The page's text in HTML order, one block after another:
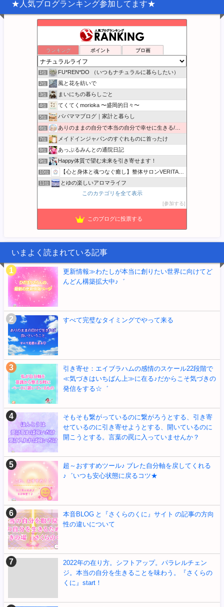
★人気ブログランキング参加してます★
ランキング ポイント ブロ画
1位 FU*REN*DO （いつもナチュラルに暮らしたい）
2位 風と花を紡いで
3位 まいにちの暮らしごと
4位 てくてくmorioka 〜盛岡的日々〜
5位 パパママブログ｜家計と暮らし
6位 ありのままの自分で本当の自分で幸せに生きる/本音BLOG
7位 メイドインジャパンのすぐれものに首ったけ
8位 あっぷるみんとの通院日記
9位 Happy体質で望む未来を引き寄せます！
10位 【心と身体と魂つなぐ癒し】整体サロンVERITASのブログ
11位 とゆの楽しいアロマライフ
心と体の土台から整え、本来の自分に還る暮らし
かまいと 家計簿書こうクラブ
このカテゴリを全て表示
参加する
このブログに投票する
いまよく読まれている記事
更新情報≫わたしが本当に創りたい世界に向けてど
んどん構築拡大中♪゛
すべて完璧なタイミングでやって来る
引き寄せ：エイブラハムの感情のスケール22段階で
≪気づきはいちばん上≫に在る♪だからこそ気づきの
発信をする☆゛
そもそも繋がっているのに繋がろうとする、引き寄
せているのに引き寄せようとする、開いているのに
開こうとする。言葉の罠に入っていませんか？
超～おすすめツール♪ ブレた自分軸を戻してくれる
♪゛いつも安心状態に戻るコツ★
本音BLOG と『さくらのくに』サイト の記事の方向
性の違いについて
2022年の在り方。シフトアップ。パラレルチェン
ジ。本当の自分を生きることを味わう。『さくらの
くに』start！